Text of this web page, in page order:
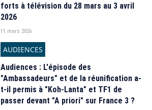
forts à télévision du 28 mars au 3 avril
2026
11 mars 2026
AUDIENCES
Audiences : L'épisode des
"Ambassadeurs" et de la réunification a-
t-il permis à "Koh-Lanta" et TF1 de
passer devant "A priori" sur France 3 ?